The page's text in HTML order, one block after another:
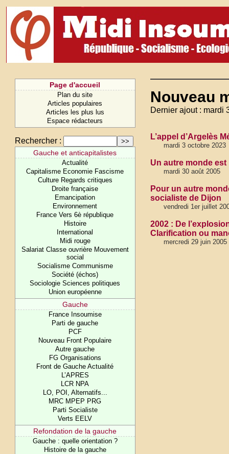
Page d'accueil
Plan du site
Articles populaires
Articles les plus lus
Espace rédacteurs
Rechercher :
Gauche et anticapitalistes
Actualité
Capitalisme Economie Fascisme
Culture Regards critiques
Droite française
Emancipation
Environnement
France Vers 6è république
Histoire
International
Midi rouge
Salariat Classe ouvrière Mouvement
social
Socialisme Communisme
Société (échos)
Sociologie Sciences politiques
Union européenne
Gauche
France Insoumise
Parti de gauche
PCF
Nouveau Front Populaire
Autre gauche
FG Organisations
Front de Gauche Actualité
L’APRES
LCR NPA
LO, POI, Alternatifs...
MRC MPEP PRG
Parti Socialiste
Verts EELV
Refondation de la gauche
Gauche : quelle orientation ?
Histoire de la gauche
Nouveau
Dernier ajout : mardi
L’appel d’Argelès
mardi 3 octobre 2023
Un autre monde
mardi 30 août 2005
Pour un autre
socialiste de Dijon
vendredi 1er juillet
2002 : De
Clarification ou
mercredi 29 juin 2005